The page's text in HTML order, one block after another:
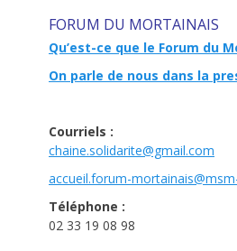
FORUM DU MORTAINAIS
Qu’est-ce que le Forum du
On parle de nous dans la
Courriels :
chaine.solidarite@gmail.com
accueil.forum-
Téléphone :
02 33 19 08 98